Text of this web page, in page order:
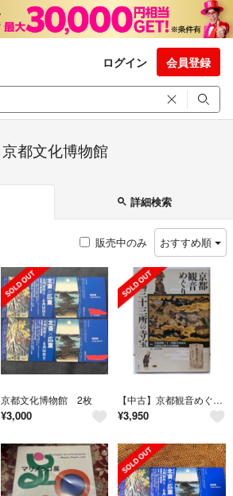
ログイン 会員登録
京都文化博物館
詳細検索
販売中のみ おすすめ順
京都文化博物館 2枚
¥3,000
【中古】京都観音めぐり : 洛陽三十三所の寺宝／長村祥知編集 ; 平成洛陽三十三所観音霊場会,京都府京都文化博物館監修／勉誠出版
¥3,950